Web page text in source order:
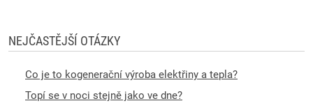
NEJČASTĚJŠÍ OTÁZKY
Co je to kogenerační výroba elektřiny a tepla?
Topí se v noci stejně jako ve dne?